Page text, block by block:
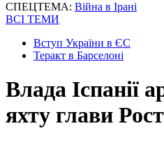
СПЕЦТЕМА: Війна в Ірані
ВСІ ТЕМИ
Вступ України в ЄС
Теракт в Барселоні
Влада Іспанії
яхту глави